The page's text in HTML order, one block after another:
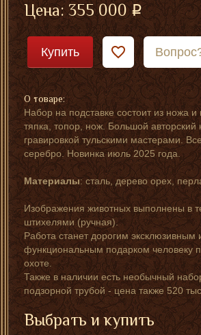
Цена:355 000
Купить
О товаре:
Набор на подставке состоит из ножа и
тяпка, топор, нож. Большой авторский
гравировкой тульскими мастерами.
серебро. Новинка июль 2025 года.
Материалы: сталь, дерево орех,
Изображения животных выполнены в
штихелями (ручная).
Работа станет дорогим эксклюзивным
функциональным подарком человеку
охоте.
Также в наличии есть необычный
подзорной трубой - цена также 520
Выбрать и купить